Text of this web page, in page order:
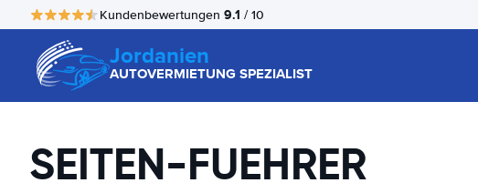
Kundenbewertungen 9.1 / 10
Jordanien
AUTOVERMIETUNG SPEZIALIST
SEITEN-FUEHRER